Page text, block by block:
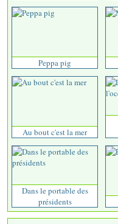
Peppa pig
Au bout c'est la mer
Dans le portable des
présidents